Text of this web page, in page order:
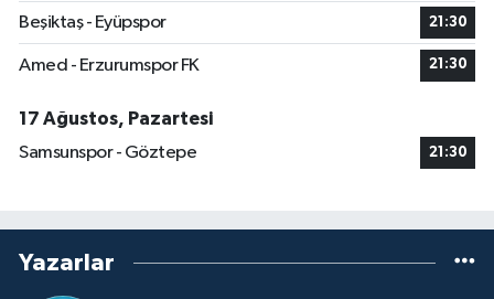
Beşiktaş - Eyüpspor 21:30
Amed - Erzurumspor FK 21:30
17 Ağustos, Pazartesi
Samsunspor - Göztepe
21:30
Yazarlar